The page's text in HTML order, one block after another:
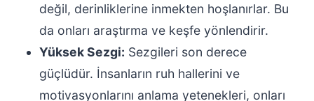
değil, derinliklerine inmekten hoşlanırlar. Bu
da onları araştırma ve keşfe yönlendirir.
Yüksek Sezgi: Sezgileri son derece
güçlüdür. İnsanların ruh hallerini ve
motivasyonlarını anlama yetenekleri, onları